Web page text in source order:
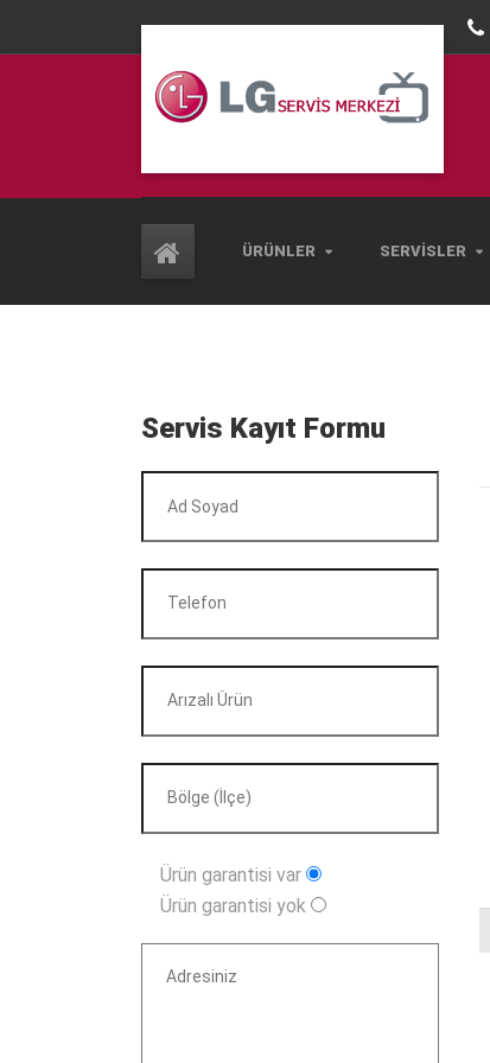
ÜRÜNLER SERVISLER
Servis Kayıt Formu
Ürün garantisi var
Ürün garantisi yok